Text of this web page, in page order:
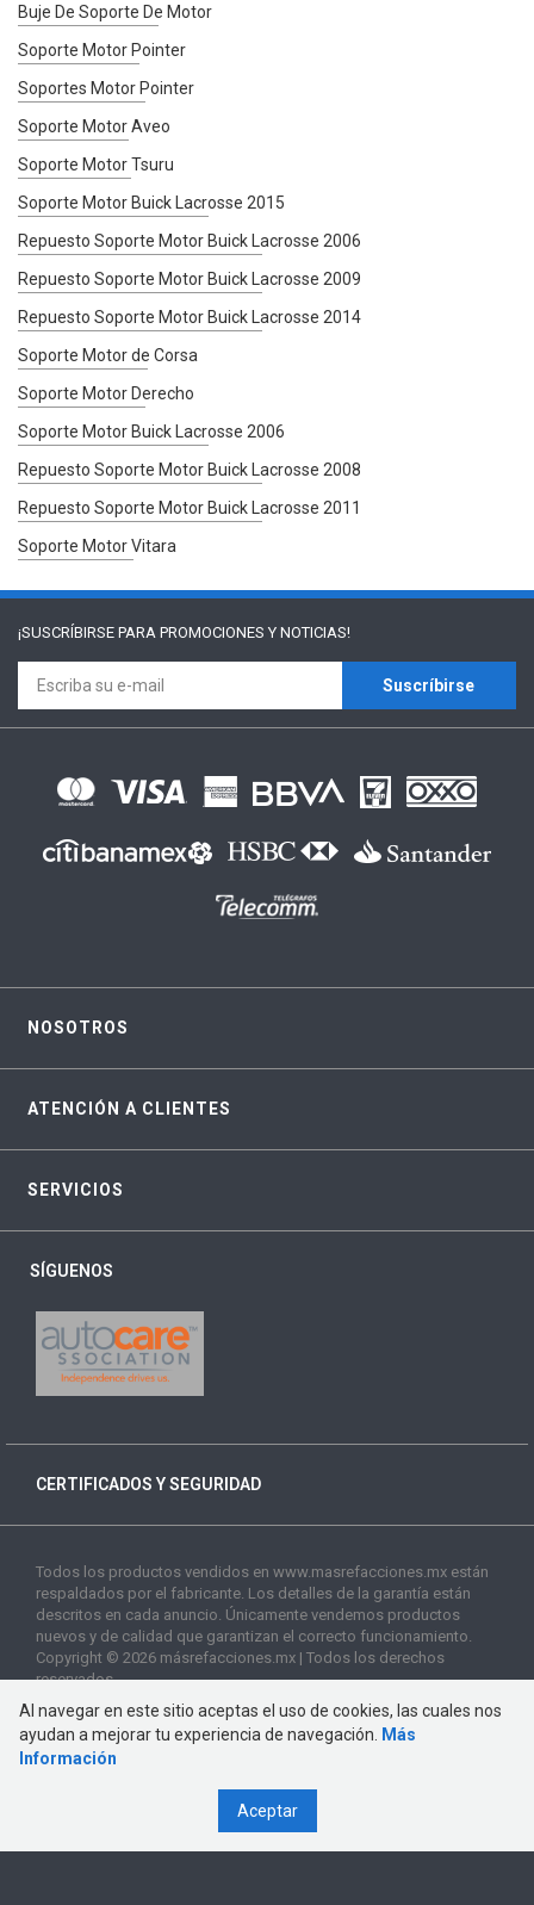
Buje De Soporte De Motor
Soporte Motor Pointer
Soportes Motor Pointer
Soporte Motor Aveo
Soporte Motor Tsuru
Soporte Motor Buick Lacrosse 2015
Repuesto Soporte Motor Buick Lacrosse 2006
Repuesto Soporte Motor Buick Lacrosse 2009
Repuesto Soporte Motor Buick Lacrosse 2014
Soporte Motor de Corsa
Soporte Motor Derecho
Soporte Motor Buick Lacrosse 2006
Repuesto Soporte Motor Buick Lacrosse 2008
Repuesto Soporte Motor Buick Lacrosse 2011
Soporte Motor Vitara
¡SUSCRÍBIRSE PARA PROMOCIONES Y NOTICIAS!
Suscríbirse
NOSOTROS
ATENCIÓN A CLIENTES
SERVICIOS
SÍGUENOS
CERTIFICADOS Y SEGURIDAD
Todos los productos vendidos en www.masrefacciones.mx están
respaldados por el fabricante. Los detalles de la garantía están
descritos en cada anuncio. Únicamente vendemos productos
nuevos y de calidad que garantizan el correcto funcionamiento.
Copyright © 2026 másrefacciones.mx | Todos los derechos
reservados
Al navegar en este sitio aceptas el uso de cookies, las cuales nos
ayudan a mejorar tu experiencia de navegación.
Más
Información
Aceptar